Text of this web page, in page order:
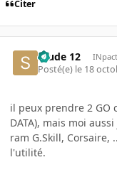
Citer
Stude 12
Posté(e) le 18
il peux prendre 2 GO
DATA), mais moi
ram G.Skill,
l'utilité.